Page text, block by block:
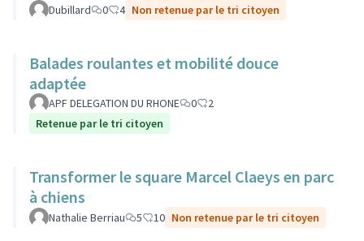
Dubillard 0 4 Non retenue par le tri citoyen
Balades roulantes et mobilité douce
adaptée
APF DELEGATION DU RHONE 0
2
Retenue par le tri citoyen
Transformer le square Marcel Claeys en parc
à chiens
Nathalie Berriau 5 10 Non retenue par le tri citoyen